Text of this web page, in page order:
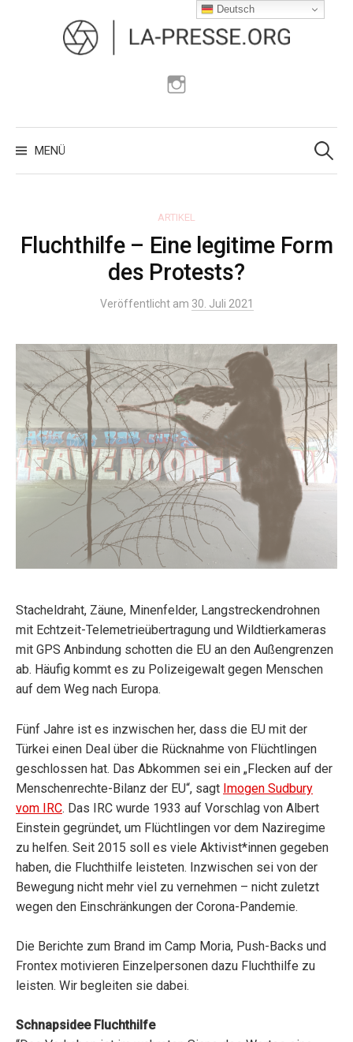
überspringen
MENÜ
Suchen
nach:
ARTIKEL
Fluchthilfe – Eine legitime Form
des Protests?
Veröffentlicht am 30. Juli 2021
Stacheldraht, Zäune, Minenfelder, Langstreckendrohnen
mit Echtzeit-Telemetrieübertragung und Wildtierkameras
mit GPS Anbindung schotten die EU an den Außengrenzen
ab. Häufig kommt es zu Polizeigewalt gegen Menschen
auf dem Weg nach Europa.
Fünf Jahre ist es inzwischen her, dass die EU mit der
Türkei einen Deal über die Rücknahme von Flüchtlingen
geschlossen hat. Das Abkommen sei ein „Flecken auf der
Menschenrechte-Bilanz der EU“, sagt Imogen Sudbury
vom IRC. Das IRC wurde 1933 auf Vorschlag von Albert
Einstein gegründet, um Flüchtlingen vor dem Naziregime
zu helfen. Seit 2015 soll es viele Aktivist*innen gegeben
haben, die Fluchthilfe leisteten. Inzwischen sei von der
Bewegung nicht mehr viel zu vernehmen – nicht zuletzt
wegen den Einschränkungen der Corona-Pandemie.
Die Berichte zum Brand im Camp Moria, Push-Backs und
Frontex motivieren Einzelpersonen dazu Fluchthilfe zu
leisten. Wir begleiten sie dabei.
Schnapsidee Fluchthilfe
Deutsch